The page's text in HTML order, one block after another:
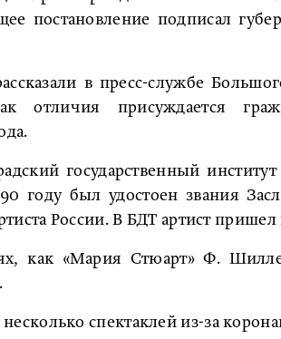
постановление подписал
в пресс-службе
отличия присуждается
государственный
году был удостоен звания
России. В БДТ артист пришел
как «Мария Стюарт» Ф.
несколько спектаклей из-за